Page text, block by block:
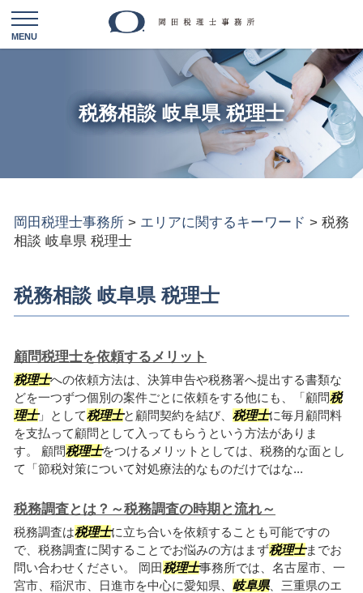
税務相談 岐阜県 税理士
岡田税理士事務所 > エリアに関するキーワード > 税務
相談 岐阜県 税理士
税務相談 岐阜県 税理士
顧問税理士を依頼するメリット
税理士への依頼方法は、決算申告や税務署へ提出する書類な
どを一つずつ個別の案件ごとに依頼をする他にも、「顧問税
理士」として税理士と顧問契約を結び、 税理士に毎月顧問料
を支払って顧問として入ってもらうという方法がありま
す。 顧問税理士をつけるメリットとしては、税務的な面とし
て「節税対策について対処療法的なものだけではな...
税務調査とは？～税務調査の時期と流れ～
税務調査は税理士に立ち合いを依頼することも可能ですの
で、税務調査に関することでお悩みの方はまず税理士までお
問い合わせください。 岡田税理士事務所では、名古屋市、一
宮市、稲沢市、日進市を中心に愛知県、 岐阜県、三重県のエ